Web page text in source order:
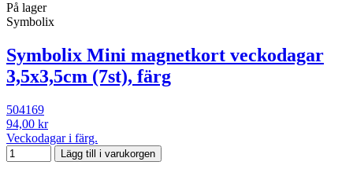
På lager
Symbolix
Symbolix Mini magnetkort veckodagar
3,5x3,5cm (7st), färg
504169
94,00 kr
Veckodagar i färg.
Lägg till i varukorgen